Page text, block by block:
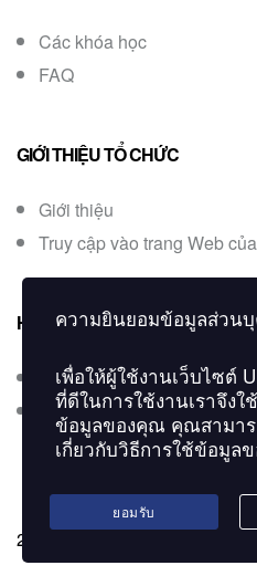
Các khóa học
FAQ
GIỚI THIỆU TỔ CHỨC
Giới thiệu
Truy cập vào trang Web
HỎI ĐÁP
Liên hệ
Kiểm tra chứng chỉ
2022 UNIT. All Rights Reserved.
ความยินยอมข้อมูลส่วน
เพื่อให้ผู้ใช้งานเว็บไซต์
ที่ดีในการใช้งานเราจึงใ
ข้อมูลของคุณ คุณสามาร
เกี่ยวกับวิธีการใช้ข้อมูล
ยอมรับ